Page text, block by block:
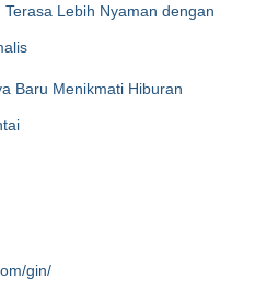
Lebih Nyaman dengan
Baru Menikmati Hiburan
gin/